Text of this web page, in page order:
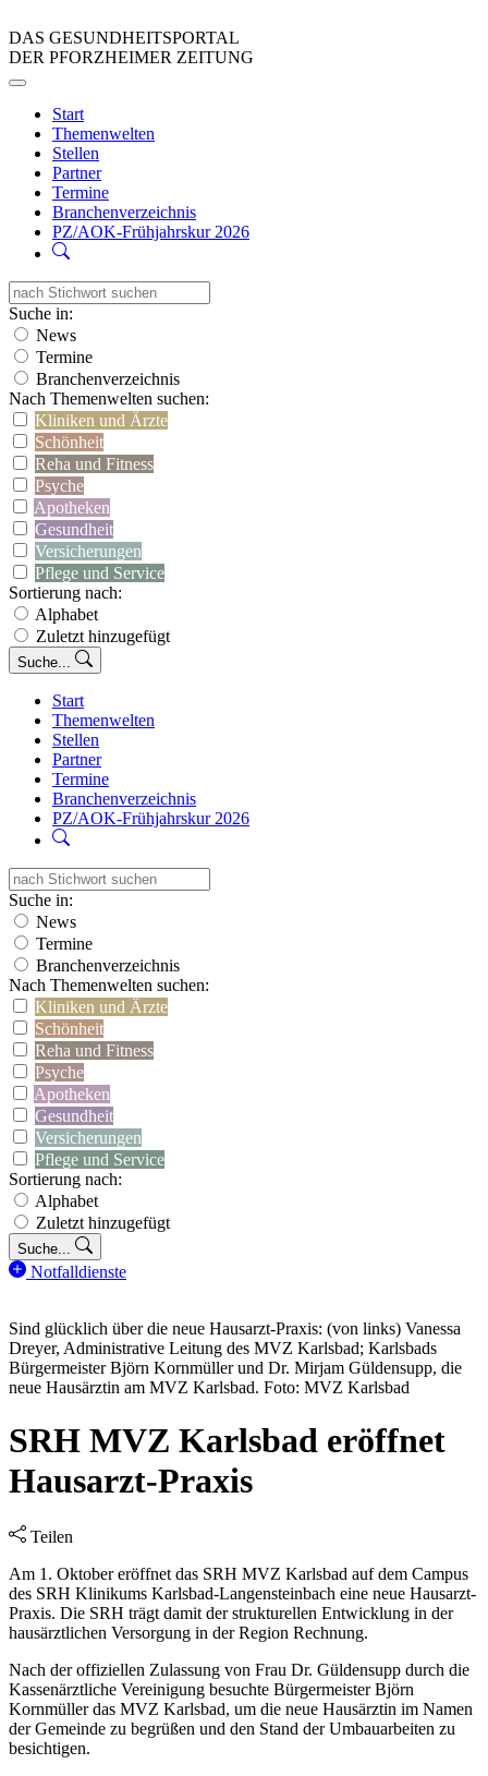
DAS GESUNDHEITSPORTAL
DER PFORZHEIMER ZEITUNG
Start
Themenwelten
Stellen
Partner
Termine
Branchenverzeichnis
PZ/AOK-Frühjahrskur 2026
Suche in:
News
Termine
Branchenverzeichnis
Nach Themenwelten suchen:
Kliniken und Ärzte
Schönheit
Reha und Fitness
Psyche
Apotheken
Gesundheit
Versicherungen
Pflege und Service
Sortierung nach:
Alphabet
Zuletzt hinzugefügt
Suche...
Start
Themenwelten
Stellen
Partner
Termine
Branchenverzeichnis
PZ/AOK-Frühjahrskur 2026
Suche in:
News
Termine
Branchenverzeichnis
Nach Themenwelten suchen:
Kliniken und Ärzte
Schönheit
Reha und Fitness
Psyche
Apotheken
Gesundheit
Versicherungen
Pflege und Service
Sortierung nach:
Alphabet
Zuletzt hinzugefügt
Suche...
Notfalldienste
Sind glücklich über die neue Hausarzt-Praxis: (von links) Vanessa
Dreyer, Administrative Leitung des MVZ Karlsbad; Karlsbads
Bürgermeister Björn Kornmüller und Dr. Mirjam Güldensupp, die
neue Hausärztin am MVZ Karlsbad. Foto: MVZ Karlsbad
SRH MVZ Karlsbad eröffnet
Hausarzt-Praxis
Teilen
Am 1. Oktober eröffnet das SRH MVZ Karlsbad auf dem Campus
des SRH Klinikums Karlsbad-Langensteinbach eine neue Hausarzt-
Praxis. Die SRH trägt damit der strukturellen Entwicklung in der
hausärztlichen Versorgung in der Region Rechnung.
Nach der offiziellen Zulassung von Frau Dr. Güldensupp durch die
Kassenärztliche Vereinigung besuchte Bürgermeister Björn
Kornmüller das MVZ Karlsbad, um die neue Hausärztin im Namen
der Gemeinde zu begrüßen und den Stand der Umbauarbeiten zu
besichtigen.